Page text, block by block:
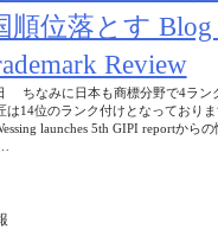
順位落とす Blog
Review
ちなみに日本も商標分野で4ラン
は14位のランク付けとなっており
launches 5th GIPI reportからの